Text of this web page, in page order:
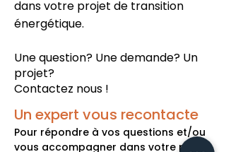
dans votre projet de transition
énergétique.
Une question? Une demande? Un
projet?
Contactez nous !
Un expert vous recontacte
Pour répondre à vos questions et/ou
vous accompagner dans votre projet